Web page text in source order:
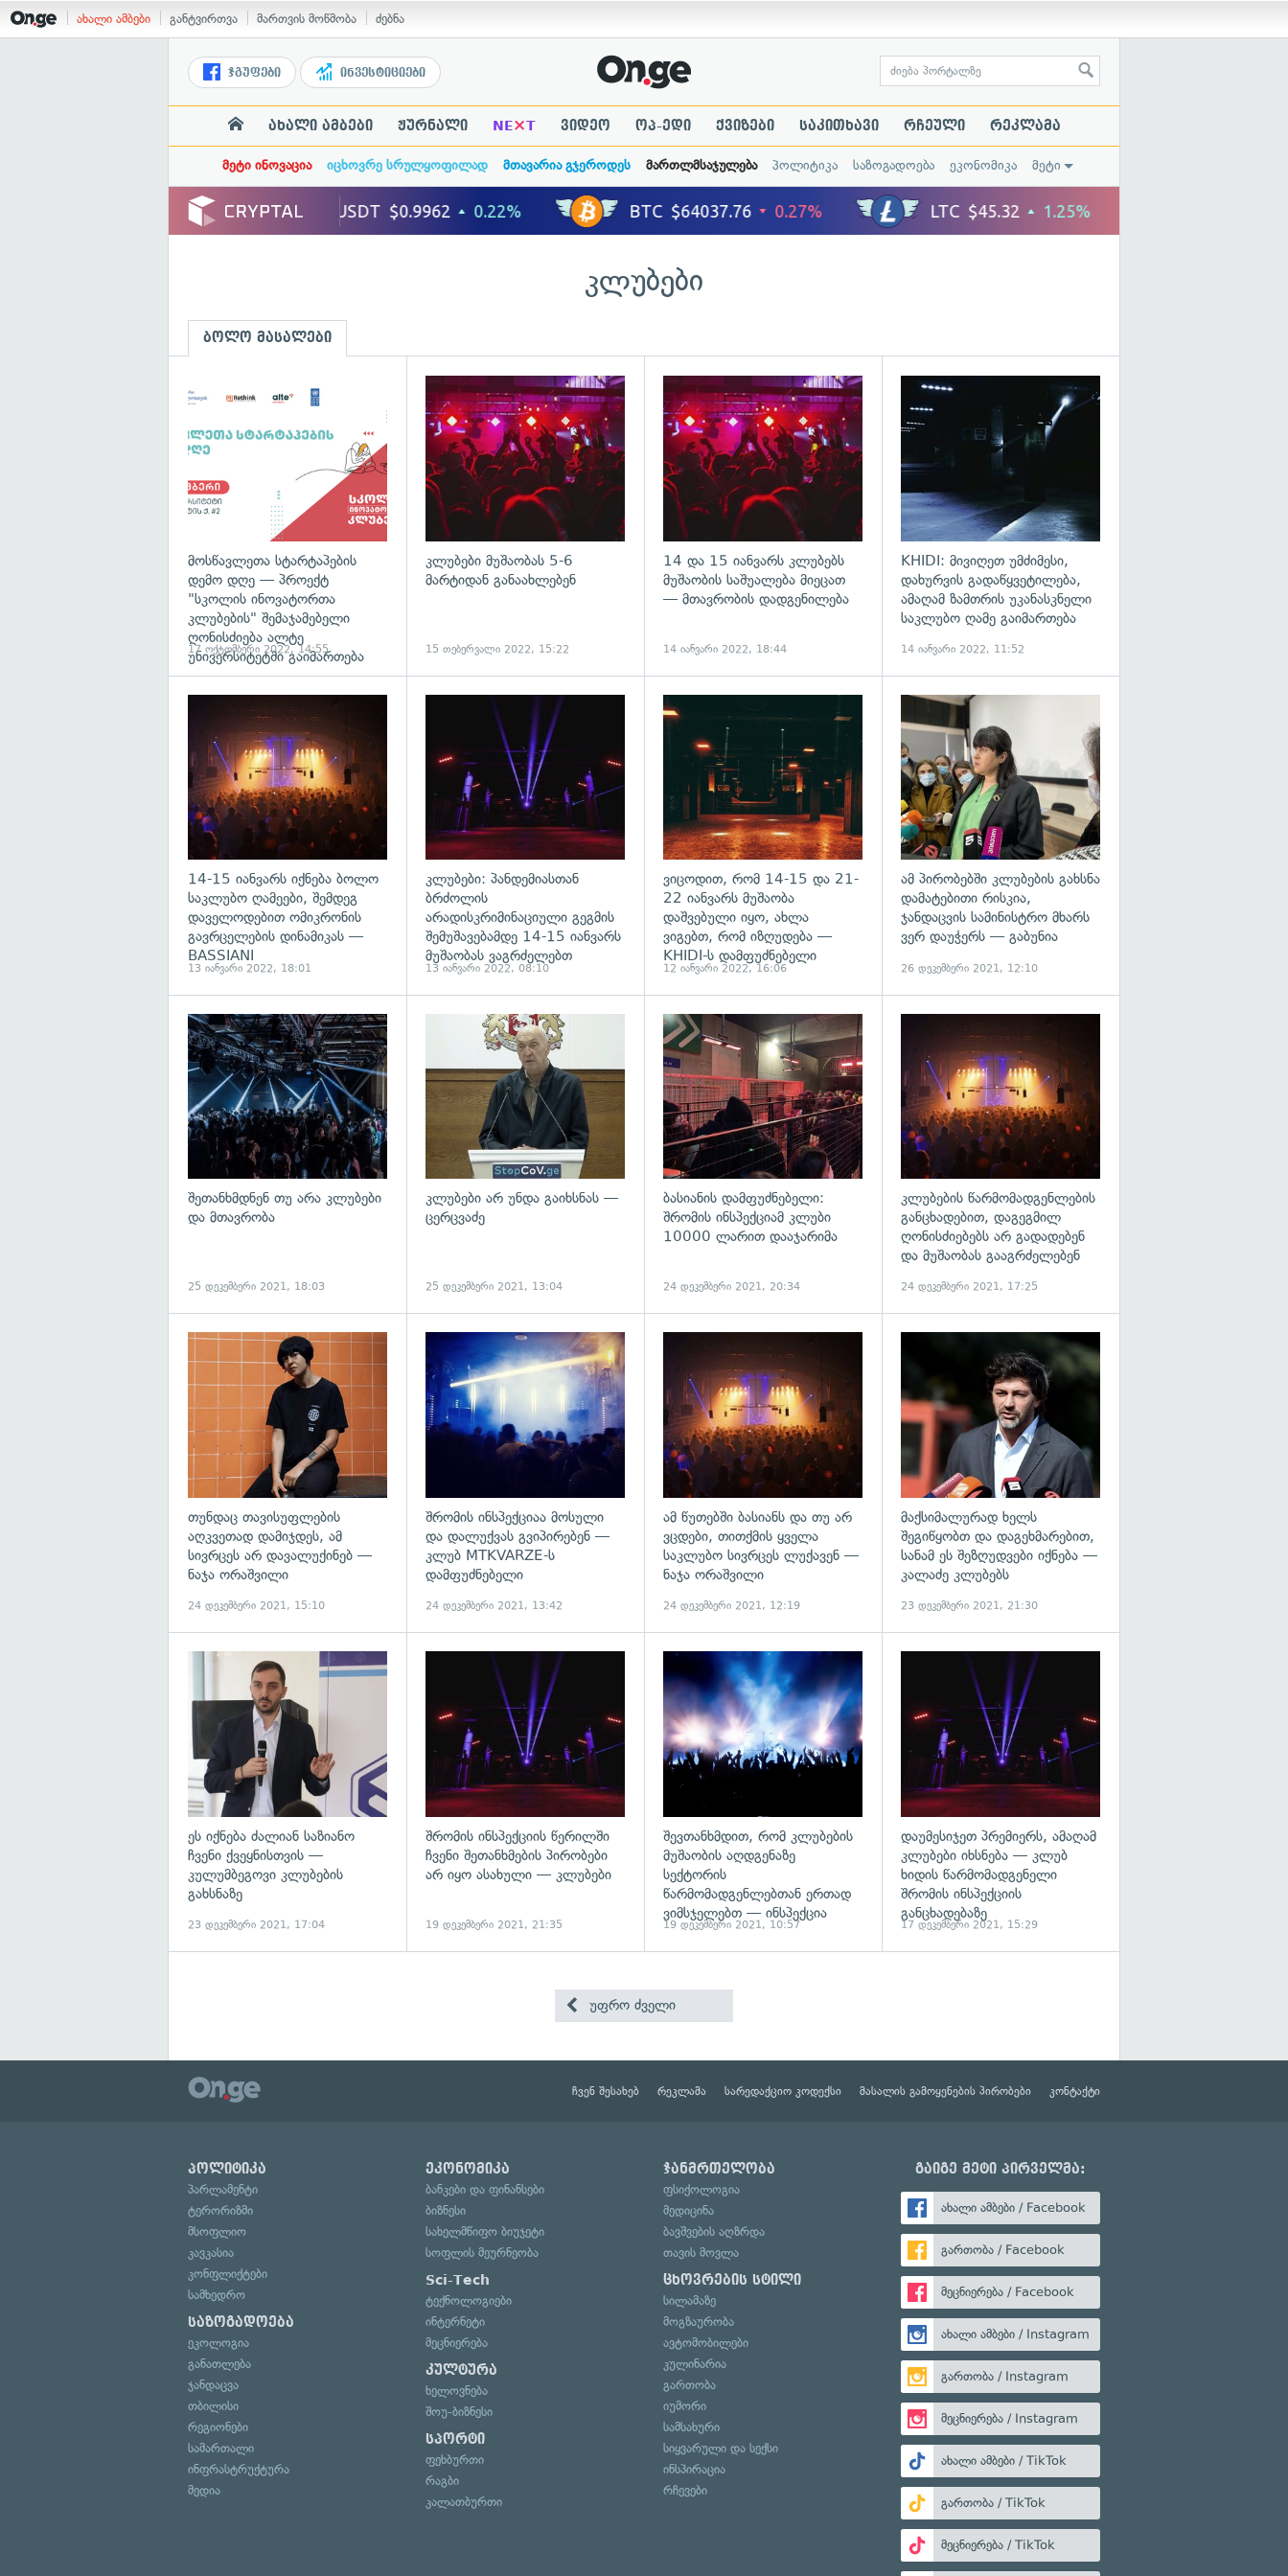
ახალი ამბები განტვირთვა მართვის მოწმობა ძებნა
ჯგუფები ინვესტიციები
ახალი ამბები ჟურნალი NE×T ვიდეო ოპ-ედი ქვიზები საკითხავი რჩეული რეკლამა
მეტი ინოვაცია იცხოვრე სრულყოფილად მთავარია გჯეროდეს მართლმსაჯულება პოლიტიკა საზოგადოება ეკონომიკა მეტი
კლუბები
ბოლო მასალები
მოსწავლეთა სტარტაპების
დემო დღე — პროექტ
"სკოლის ინოვატორთა
კლუბების" შემაჯამებელი
ღონისძიება ალტე
უნივერსიტეტში გაიმართება
17 ოქტომბერი 2022, 14:55
გადახედვა
კლუბები მუშაობას 5-6
მარტიდან განაახლებენ
15 თებერვალი 2022, 15:22
გადახედვა
14 და 15 იანვარს კლუბებს
მუშაობის საშუალება მიეცათ
— მთავრობის დადგენილება
14 იანვარი 2022, 18:44
KHIDI: მივიღეთ უმძიმესი,
დახურვის გადაწყვეტილება,
ამაღამ ზამთრის უკანასკნელი
საკლუბო ღამე გაიმართება
14 იანვარი 2022, 11:52
14-15 იანვარს იქნება ბოლო
საკლუბო ღამეები, შემდეგ
დაველოდებით ომიკრონის
გავრცელების დინამიკას —
BASSIANI
13 იანვარი 2022, 18:01
გადახედვა
კლუბები: პანდემიასთან
ბრძოლის
არადისკრიმინაციული გეგმის
შემუშავებამდე 14-15 იანვარს
მუშაობას ვაგრძელებთ
13 იანვარი 2022, 08:10
ვიცოდით, რომ 14-15 და 21-
22 იანვარს მუშაობა
დაშვებული იყო, ახლა
ვიგებთ, რომ იზღუდება —
KHIDI-ს დამფუძნებელი
12 იანვარი 2022, 16:06
ამ პირობებში კლუბების გახსნა
დამატებითი რისკია,
ჯანდაცვის სამინისტრო მხარს
ვერ დაუჭერს — გაბუნია
26 დეკემბერი 2021, 12:10
შეთანხმდნენ თუ არა კლუბები
და მთავრობა
25 დეკემბერი 2021, 18:03
გადახედვა
კლუბები არ უნდა გაიხსნას —
ცერცვაძე
25 დეკემბერი 2021, 13:04
ბასიანის დამფუძნებელი:
შრომის ინსპექციამ კლუბი
10000 ლარით დააჯარიმა
24 დეკემბერი 2021, 20:34
კლუბების წარმომადგენლების
განცხადებით, დაგეგმილ
ღონისძიებებს არ გადადებენ
და მუშაობას გააგრძელებენ
24 დეკემბერი 2021, 17:25
თუნდაც თავისუფლების
აღკვეთად დამიჯდეს, ამ
სივრცეს არ დავალუქინებ —
ნაჯა ორაშვილი
24 დეკემბერი 2021, 15:10
შრომის ინსპექციაა მოსული
და დალუქვას გვიპირებენ —
კლუბ MTKVARZE-ს
დამფუძნებელი
24 დეკემბერი 2021, 13:42
ამ წუთებში ბასიანს და თუ არ
ვცდები, თითქმის ყველა
საკლუბო სივრცეს ლუქავენ —
ნაჯა ორაშვილი
24 დეკემბერი 2021, 12:19
მაქსიმალურად ხელს
შეგიწყობთ და დაგეხმარებით,
სანამ ეს შეზღუდვები იქნება —
კალაძე კლუბებს
23 დეკემბერი 2021, 21:30
ეს იქნება ძალიან საზიანო
ჩვენი ქვეყნისთვის —
კულუმბეგოვი კლუბების
გახსნაზე
23 დეკემბერი 2021, 17:04
შრომის ინსპექციის წერილში
ჩვენი შეთანხმების პირობები
არ იყო ასახული — კლუბები
19 დეკემბერი 2021, 21:35
შევთანხმდით, რომ კლუბების
მუშაობის აღდგენაზე
სექტორის
წარმომადგენლებთან ერთად
ვიმსჯელებთ — ინსპექცია
19 დეკემბერი 2021, 10:57
დაუმესიჯეთ პრემიერს, ამაღამ
კლუბები იხსნება — კლუბ
ხიდის წარმომადგენელი
შრომის ინსპექციის
განცხადებაზე
17 დეკემბერი 2021, 15:29
უფრო ძველი
ჩვენ შესახებ რეკლამა სარედაქციო კოდექსი მასალის გამოყენების პირობები კონტაქტი
პოლიტიკა
პარლამენტი
ტერორიზმი
მსოფლიო
კავკასია
კონფლიქტები
სამხედრო
საზოგადოება
ეკოლოგია
განათლება
ჯანდაცვა
თბილისი
რეგიონები
სამართალი
ინფრასტრუქტურა
მედია
ეკონომიკა
ბანკები და ფინანსები
ბიზნესი
სახელმწიფო ბიუჯეტი
სოფლის მეურნეობა
Sci-Tech
ტექნოლოგიები
ინტერნეტი
მეცნიერება
კულტურა
ხელოვნება
შოუ-ბიზნესი
სპორტი
ფეხბურთი
რაგბი
კალათბურთი
ჯანმრთელობა
ფსიქოლოგია
მედიცინა
ბავშვების აღზრდა
თავის მოვლა
ცხოვრების სტილი
სილამაზე
მოგზაურობა
ავტომობილები
კულინარია
გართობა
იუმორი
სამსახური
სიყვარული და სექსი
ინსპირაცია
რჩევები
გაიგე მეტი პირველმა:
ახალი ამბები / Facebook
გართობა / Facebook
მეცნიერება / Facebook
ახალი ამბები / Instagram
გართობა / Instagram
მეცნიერება / Instagram
ახალი ამბები / TikTok
გართობა / TikTok
მეცნიერება / TikTok